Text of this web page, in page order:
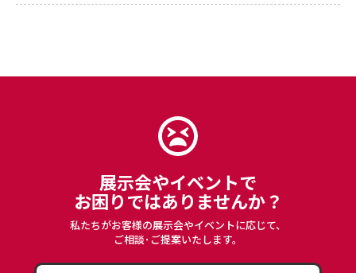
展示会やイベントで
お困りではありませんか？
私たちがお客様の展示会やイベントに応じて、
ご相談･ご提案いたします。